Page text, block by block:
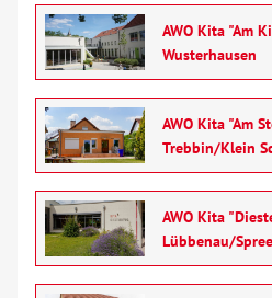
Menschen mit Behinderung
Beratung & Hilfe
Begegnung
Bildung
Über uns
AWO Kita "Am
Wusterhausen
AWO Kita "Am
Trebbin/Klein
AWO Kita
Lübbenau/